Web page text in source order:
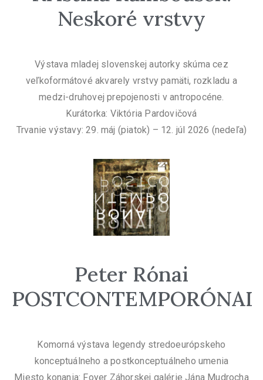
Neskoré vrstvy
Výstava mladej slovenskej autorky skúma cez
veľkoformátové akvarely vrstvy pamäti, rozkladu a
medzi-druhovej prepojenosti v antropocéne.
Kurátorka: Viktória Pardovičová
Trvanie výstavy: 29. máj (piatok) – 12. júl 2026 (nedeľa)
Peter Rónai
POSTCONTEMPORÓNAI
Komorná výstava legendy stredoeurópskeho
konceptuálneho a postkonceptuálneho umenia
Miesto konania: Foyer Záhorskej galérie Jána Mudrocha